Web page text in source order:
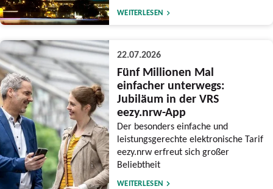
WEITERLESEN
22.07.2026
Fünf Millionen Mal
einfacher unterwegs:
Jubiläum in der VRS
eezy.nrw-App
Der besonders einfache und
leistungsgerechte elektronische Tarif
eezy.nrw erfreut sich großer
Beliebtheit
WEITERLESEN